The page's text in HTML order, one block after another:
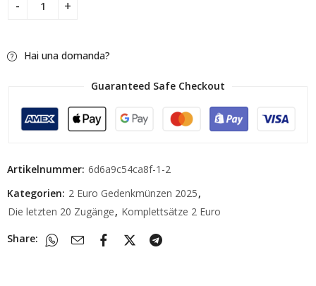
Hai una domanda?
Guaranteed Safe Checkout
Artikelnummer: 6d6a9c54ca8f-1-2
Kategorien: 2 Euro Gedenkmünzen 2025,
Die letzten 20 Zugänge, Komplettsätze 2 Euro
Share: